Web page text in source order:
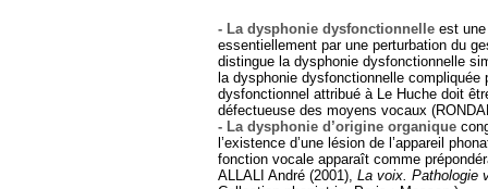
- La dysphonie dysfonctionnelle est
essentiellement par une perturbation du
distingue la dysphonie dysfonctionnelle
la dysphonie dysfonctionnelle
dysfonctionnel attribué à Le Huche doit
défectueuse des moyens vocaux
- La dysphonie d’origine organique
l’existence d’une lésion de l’appareil
fonction vocale apparaît comme
ALLALI André (2001), La voix. Pathologie